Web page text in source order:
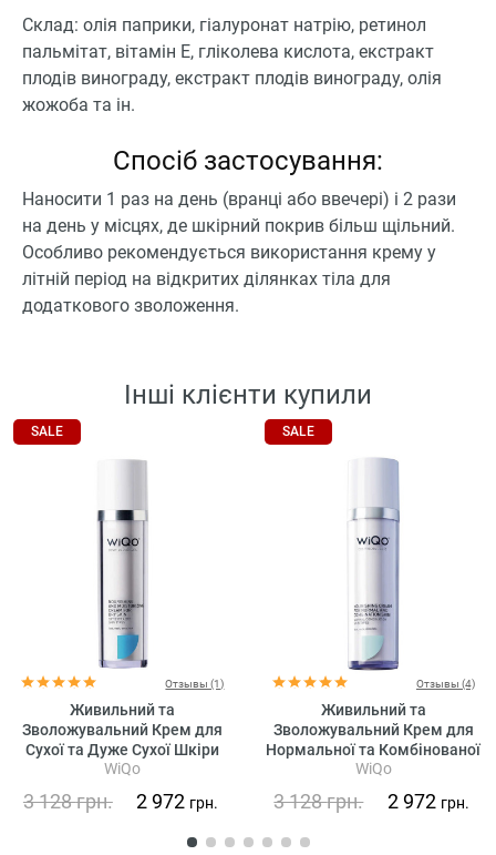
Склад: олія паприки, гіалуронат натрію, ретинол
пальмітат, вітамін Е, гліколева кислота, екстракт
плодів винограду, екстракт плодів винограду, олія
жожоба та ін.
Спосіб застосування:
Наносити 1 раз на день (вранці або ввечері) і 2 рази
на день у місцях, де шкірний покрив більш щільний.
Особливо рекомендується використання крему у
літній період на відкритих ділянках тіла для
додаткового зволоження.
Інші клієнти купили
SALE
Отзывы (1)
Живильний та
Зволожувальний Крем для
Сухої та Дуже Сухої Шкіри
WiQo Nourishing and
Moisturizing Cream for Dry
Skin
WiQo
3 128грн. 2 972 грн.
SALE
Отзывы (4)
Живильний та
Зволожувальний Крем для
Нормальної та Комбінованої
Шкіри WiQo Nourishing Cream
for Normal and Combination
Skin
WiQo
3 128грн. 2 972 грн.